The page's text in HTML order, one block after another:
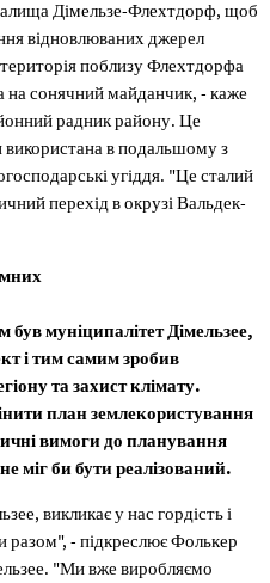
Дімельзе-Флехтдорф, щоб
відновлюваних джерел
поблизу Флехтдорфа
на сонячний майданчик, - каже
радник району. Це
в подальшому з
угіддя. "Це сталий
перехід в окрузі Вальдек-
муніципалітет Дімельзее,
і тим самим зробив
та захист клімату.
план землекористування
вимоги до планування
міг би бути реалізований.
викликає у нас гордість і
- підкреслює Фолькер
"Ми вже виробляємо